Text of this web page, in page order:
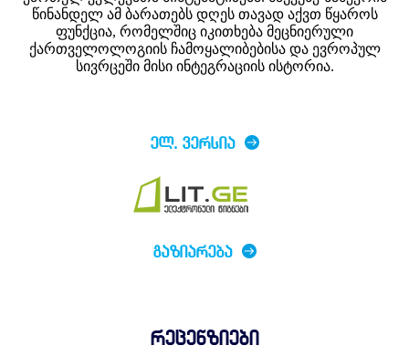
წინანდელ ამ ბარათებს დღეს თავად აქვთ წყაროს
ფუნქცია, რომელშიც იკითხება მეცნიერული
ქართველოლოგიის ჩამოყალიბებისა და ევროპულ
სივრცეში მისი ინტეგრაციის ისტორია.
ᲔᲚ. ᲕᲔᲠᲡᲘᲐ
ᲒᲐᲖᲘᲐᲠᲔᲑᲐ
რეცენზიები